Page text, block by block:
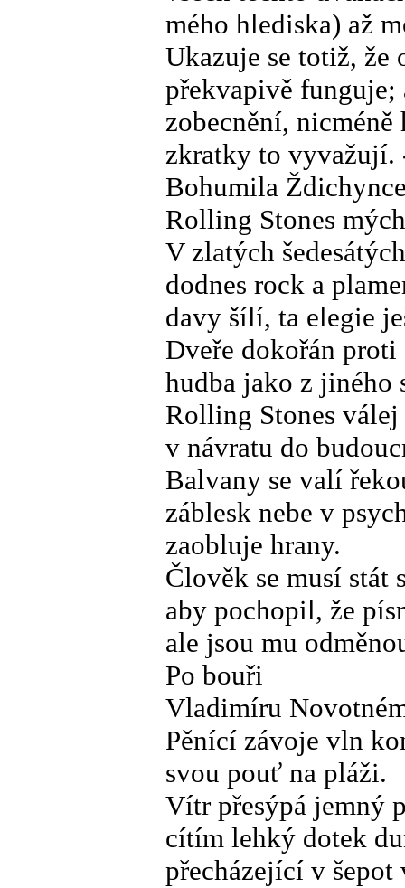
mého hlediska) až
Ukazuje se totiž, že
překvapivě funguje;
zobecnění, nicméně
zkratky to vyvažují.
Bohumila
Rolling Stones
V zlatých
dodnes rock a
davy šílí, ta elegie
Dveře dokořán proti
hudba jako z jiného
Rolling Stones
v návratu do
Balvany se valí
záblesk nebe v
zaobluje hrany.
Člověk se musí stát
aby pochopil, že
ale jsou mu
Po bouři
Vladimíru
Pěnící závoje vln
svou pouť na pláži.
Vítr přesýpá jemný
cítím lehký dotek
přecházející v šepot